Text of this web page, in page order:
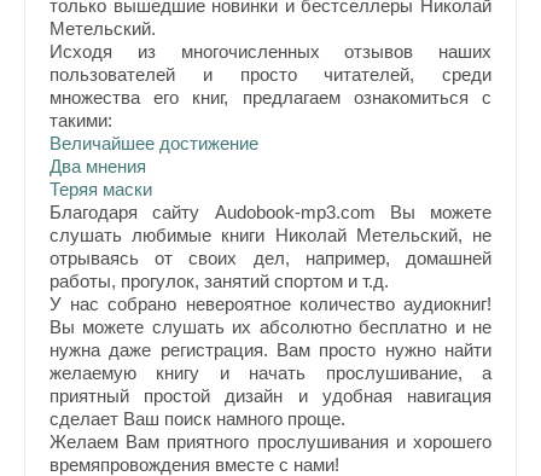
только вышедшие новинки и бестселлеры Николай
Метельский.
Исходя из многочисленных отзывов наших
пользователей и просто читателей, среди
множества его книг, предлагаем ознакомиться с
такими:
Величайшее достижение
Два мнения
Теряя маски
Благодаря сайту Audobook-mp3.com Вы можете
слушать любимые книги Николай Метельский, не
отрываясь от своих дел, например, домашней
работы, прогулок, занятий спортом и т.д.
У нас собрано невероятное количество аудиокниг!
Вы можете слушать их абсолютно бесплатно и не
нужна даже регистрация. Вам просто нужно найти
желаемую книгу и начать прослушивание, а
приятный простой дизайн и удобная навигация
сделает Ваш поиск намного проще.
Желаем Вам приятного прослушивания и хорошего
времяпровождения вместе с нами!